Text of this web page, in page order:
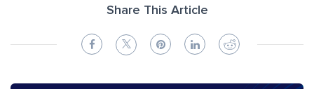
Share This Article